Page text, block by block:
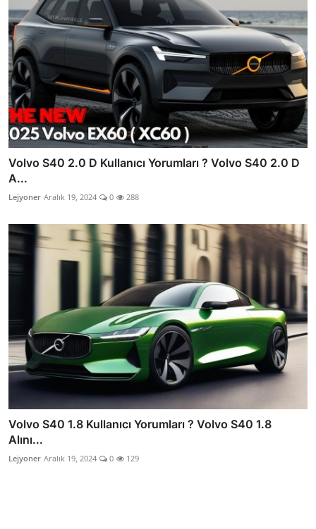
Volvo S40 2.0 D Kullanıcı Yorumları ? Volvo S40 2.0 D
A...
Lejyoner Aralık 19, 2024 0 288
Volvo S40 1.8 Kullanıcı Yorumları ? Volvo S40 1.8
Alını...
Lejyoner Aralık 19, 2024 0 129